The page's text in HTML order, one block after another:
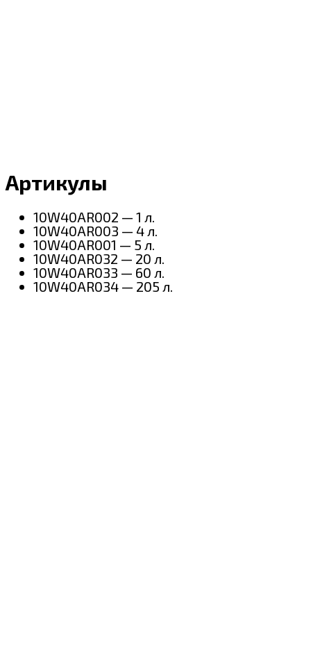
Артикулы
10W40AR002 — 1 л.
10W40AR003 — 4 л.
10W40AR001 — 5 л.
10W40AR032 — 20 л.
10W40AR033 — 60 л.
10W40AR034 — 205 л.